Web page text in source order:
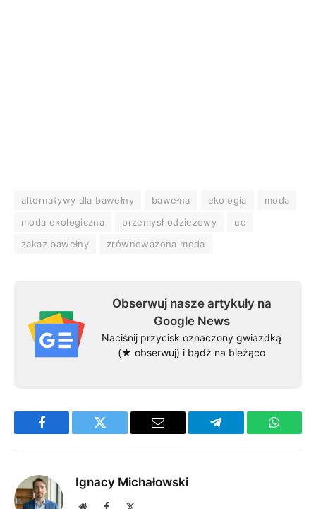
alternatywy dla bawełny bawełna ekologia
moda
moda ekologiczna
przemysł odzieżowy
ue
zakaz bawełny
zrównoważona moda
Obserwuj nasze artykuły na
Google News
Naciśnij przycisk oznaczony gwiazdką
(★ obserwuj) i bądź na bieżąco
Facebook Twitter Email Telegram
Ignacy Michałowski
WebsiteFacebook